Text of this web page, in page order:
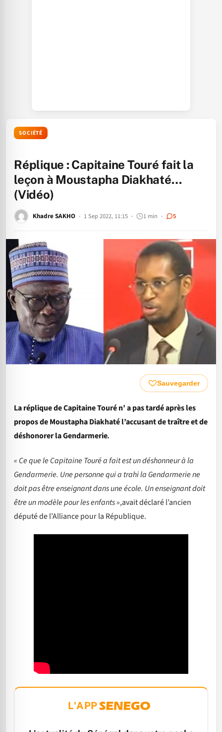
SOCIÉTÉ
Réplique : Capitaine Touré fait la
leçon à Moustapha Diakhaté…
(Vidéo)
Khadre SAKHO 1 Sep 2022, 11:15 1 min 5
Sauvegarder
La réplique de Capitaine Touré n’ a pas tardé après les
propos de Moustapha Diakhaté l’accusant de traître et de
déshonorer la Gendarmerie.
« Ce que le Capitaine Touré a fait est un déshonneur à la
Gendarmerie. Une personne qui a trahi la Gendarmerie ne
doit pas être enseignant dans une école. Un enseignant doit
être un modèle pour les enfants »,avait déclaré l’ancien
député de l’Alliance pour la République.
L'APP